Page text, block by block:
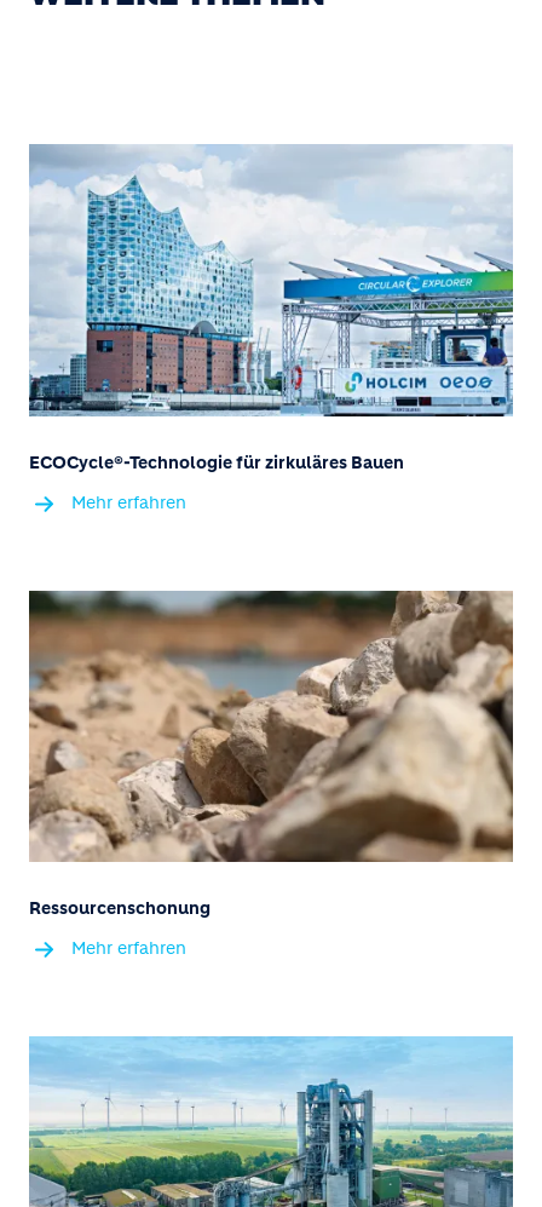
ECOCycle®-Technologie für zirkuläres Bauen
Mehr erfahren
Ressourcenschonung
Mehr erfahren